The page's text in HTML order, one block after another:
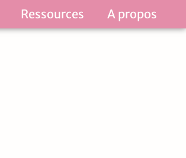
Ressources A propos